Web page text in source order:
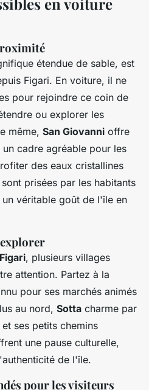
étendue de sable, est
Figari. En voiture, il ne
pour rejoindre ce coin de
ou explorer les
même, San Giovanni offre
cadre agréable pour les
des eaux cristallines
prisées par les habitants
véritable goût de l'île en
, plusieurs villages
attention. Partez à la
pour ses marchés animés
au nord, Sotta charme par
ses petits chemins
une pause culturelle,
de l'île.
pour les visiteurs